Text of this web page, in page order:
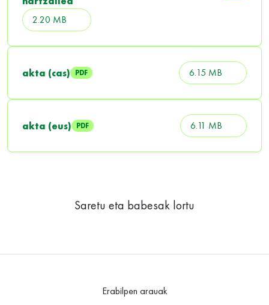
2.20 MB
akta (cas) PDF 6.15 MB
akta (eus) PDF 6.11 MB
Saretu eta babesak lortu
Erabilpen arauak